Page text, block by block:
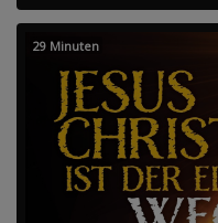
29 Minuten